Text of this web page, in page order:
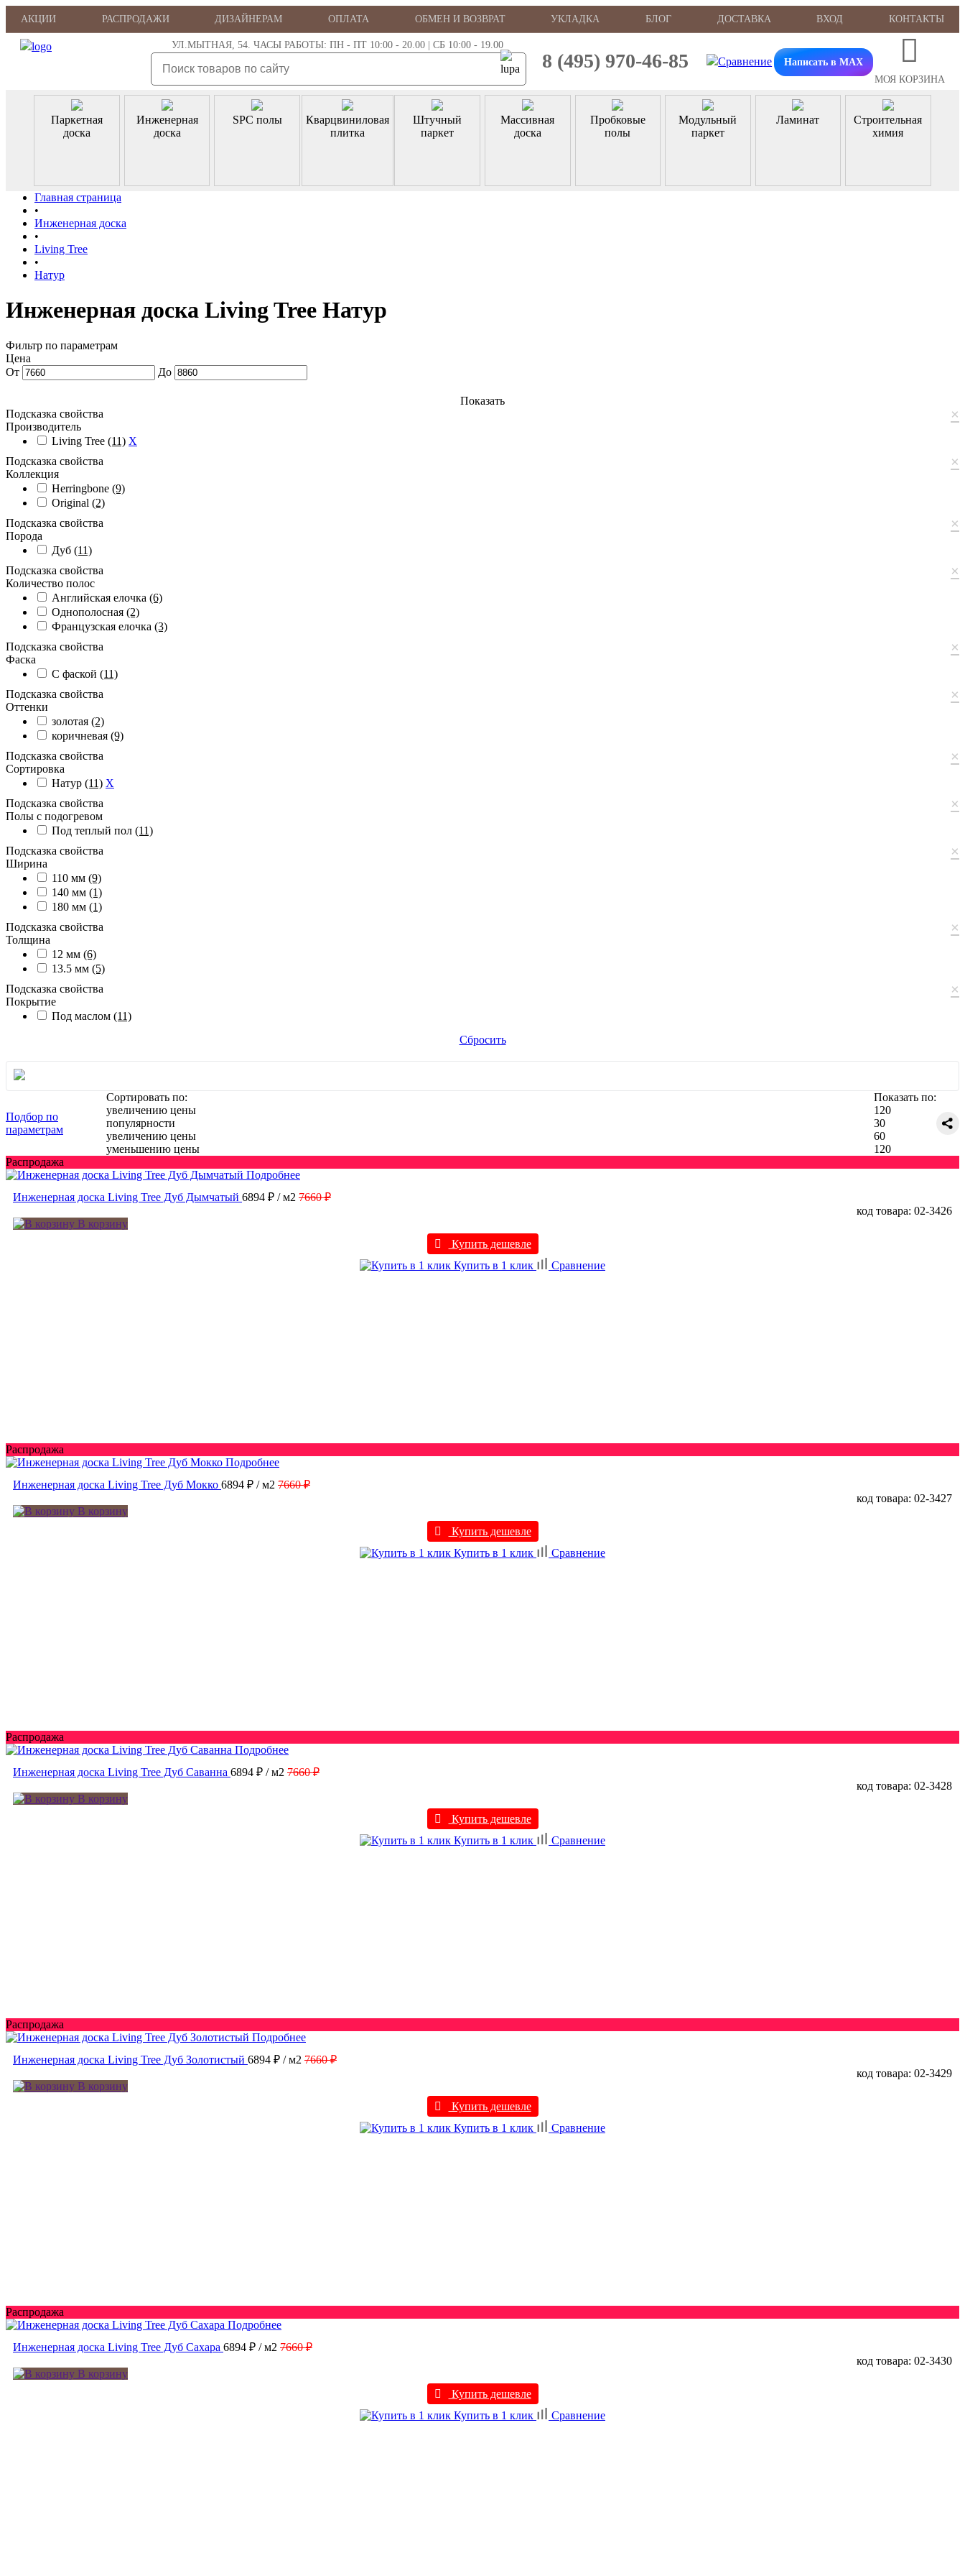
АКЦИИ РАСПРОДАЖИ ДИЗАЙНЕРАМ ОПЛАТА ОБМЕН И ВОЗВРАТ УКЛАДКА БЛОГ ДОСТАВКА ВХОД КОНТАКТЫ
УЛ.МЫТНАЯ, 54. ЧАСЫ РАБОТЫ: ПН - ПТ 10:00 - 20.00 | СБ 10:00 - 19.00
8 (495) 970-46-85
Написать в MAX
МОЯ КОРЗИНА
Паркетная
доска
Инженерная
доска
SPC полы
Кварцвиниловая
плитка
Штучный
паркет
Массивная
доска
Пробковые
полы
Модульный
паркет
Ламинат
Строительная
химия
Главная страница
•
Инженерная доска
•
Living Tree
•
Натур
Инженерная доска Living Tree Натур
Фильтр по параметрам
Цена
От
До
Показать
Подсказка свойства
×
Производитель
Living Tree (11) X
Подсказка свойства
×
Коллекция
Herringbone (9)
Original (2)
Подсказка свойства
×
Порода
Дуб (11)
Подсказка свойства
×
Количество полос
Английская елочка (6)
Однополосная (2)
Французская елочка (3)
Подсказка свойства
×
Фаска
С фаской (11)
Подсказка свойства
×
Оттенки
золотая (2)
коричневая (9)
Подсказка свойства
×
Сортировка
Натур (11) X
Подсказка свойства
×
Полы с подогревом
Под теплый пол (11)
Подсказка свойства
×
Ширина
110 мм (9)
140 мм (1)
180 мм (1)
Подсказка свойства
×
Толщина
12 мм (6)
13.5 мм (5)
Подсказка свойства
×
Покрытие
Под маслом (11)
Сбросить
Подбор по
параметрам
Сортировать по:
увеличению цены
популярности
увеличению цены
уменьшению цены
Показать по:
120
30
60
120
Распродажа
Подробнее
Инженерная доска Living Tree Дуб Дымчатый 6894 ₽ / м2 7660 ₽
код товара: 02-3426
В корзину
Купить дешевле
Купить в 1 клик
Сравнение
Распродажа
Подробнее
Инженерная доска Living Tree Дуб Мокко 6894 ₽ / м2 7660 ₽
код товара: 02-3427
В корзину
Купить дешевле
Купить в 1 клик
Сравнение
Распродажа
Подробнее
Инженерная доска Living Tree Дуб Саванна 6894 ₽ / м2 7660 ₽
код товара: 02-3428
В корзину
Купить дешевле
Купить в 1 клик
Сравнение
Распродажа
Подробнее
Инженерная доска Living Tree Дуб Золотистый 6894 ₽ / м2 7660 ₽
код товара: 02-3429
В корзину
Купить дешевле
Купить в 1 клик
Сравнение
Распродажа
Подробнее
Инженерная доска Living Tree Дуб Сахара 6894 ₽ / м2 7660 ₽
код товара: 02-3430
В корзину
Купить дешевле
Купить в 1 клик
Сравнение